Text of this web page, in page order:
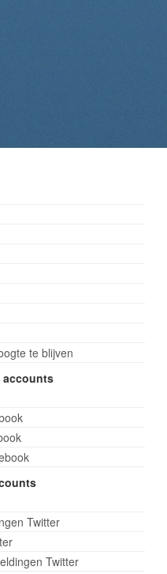
te blijven
accounts
Twitter
Twitter